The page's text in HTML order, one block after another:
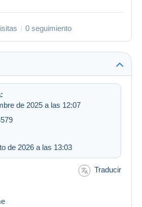
0 seguimiento
de 2025 a las 12:07
de 2026 a las 13:03
Traducir